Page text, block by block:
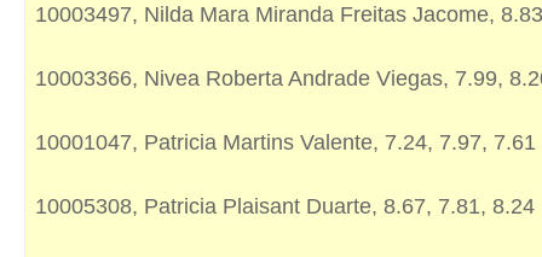
10003497, Nilda Mara Miranda Freitas Jacome,
10003366, Nivea Roberta Andrade Viegas, 7.99,
10001047, Patricia Martins Valente, 7.24, 7.97, 7.61
10005308, Patricia Plaisant Duarte, 8.67, 7.81, 8.24